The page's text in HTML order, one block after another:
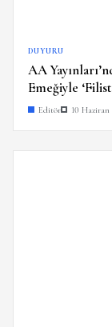
DUYURU
AA
Emeğiyle
Editör 10 Haziran